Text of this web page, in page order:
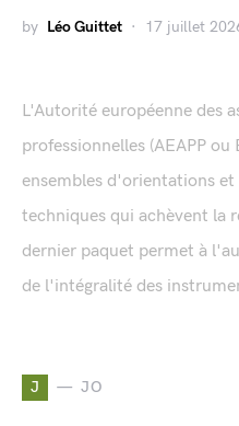
by Léo Guittet 17 juillet
L'Autorité européenne des
professionnelles (AEAPP ou
ensembles d'orientations
techniques qui achèvent la
dernier paquet permet à
de l'intégralité des
J JO